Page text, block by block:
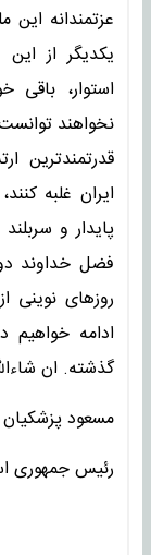
عزتمندانه
یکدیگر از
استوار،
نخواهند
قدرتمندترین
ایران غلبه
پایدار و
فضل خداوند
روزهای نوینی
ادامه خواهیم
گذشته. ان
مسعود پزشکیان
رئیس جمهوری